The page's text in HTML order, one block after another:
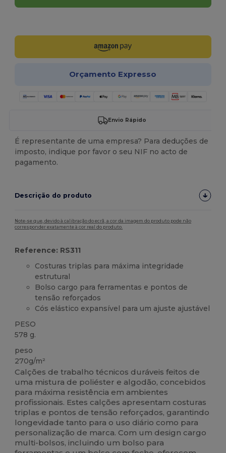
Orçamento Expresso
Envio Rápido
É representante de uma empresa? Para deduções de
imposto, indique por favor o seu NIF no acto de
pagamento.
Descrição do produto
Note-se que, devido à calibração do ecrã, a cor da imagem do produto pode não
corresponder exatamente à cor real do produto.
Reference: RS311
Costuras triplas para máxima integridade
estrutural
Bolso cargo para ferramentas e pontos de
tensão reforçados
Cós elástico expansível para um ajuste ajustável
PESO
578 g.
peso
270g/m²
Calções de trabalho técnicos duráveis feitos de
uma mistura de poliéster e algodão, concebidos
para máxima resistência em ambientes
profissionais. Estes calções apresentam costuras
triplas e pontos de tensão reforçados, garantindo
longevidade tanto para o uso diário como para
personalização de marca. Com um design cargo
multi-bolsos, incluindo um bolso para